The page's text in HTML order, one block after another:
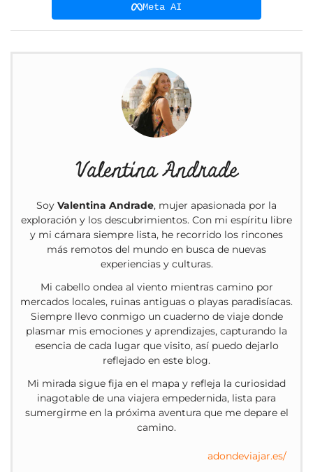
Meta AI
Valentina Andrade
Soy Valentina Andrade, mujer apasionada por la
exploración y los descubrimientos. Con mi espíritu libre
y mi cámara siempre lista, he recorrido los rincones
más remotos del mundo en busca de nuevas
experiencias y culturas.
Mi cabello ondea al viento mientras camino por
mercados locales, ruinas antiguas o playas paradisíacas.
Siempre llevo conmigo un cuaderno de viaje donde
plasmar mis emociones y aprendizajes, capturando la
esencia de cada lugar que visito, así puedo dejarlo
reflejado en este blog.
Mi mirada sigue fija en el mapa y refleja la curiosidad
inagotable de una viajera empedernida, lista para
sumergirme en la próxima aventura que me depare el
camino.
adondeviajar.es/